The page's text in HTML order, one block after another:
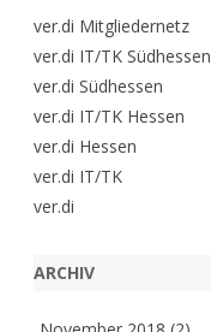
ver.di Mitgliedernetz
ver.di IT/TK Südhessen
ver.di Südhessen
ver.di IT/TK Hessen
ver.di Hessen
ver.di IT/TK
ver.di
ARCHIV